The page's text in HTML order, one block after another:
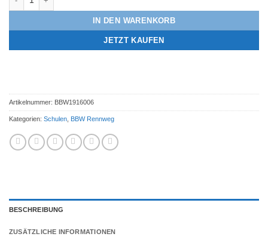
IN DEN WARENKORB
JETZT KAUFEN
Artikelnummer: BBW1916006
Kategorien: Schulen BBW Rennweg
BESCHREIBUNG
ZUSÄTZLICHE INFORMATIONEN